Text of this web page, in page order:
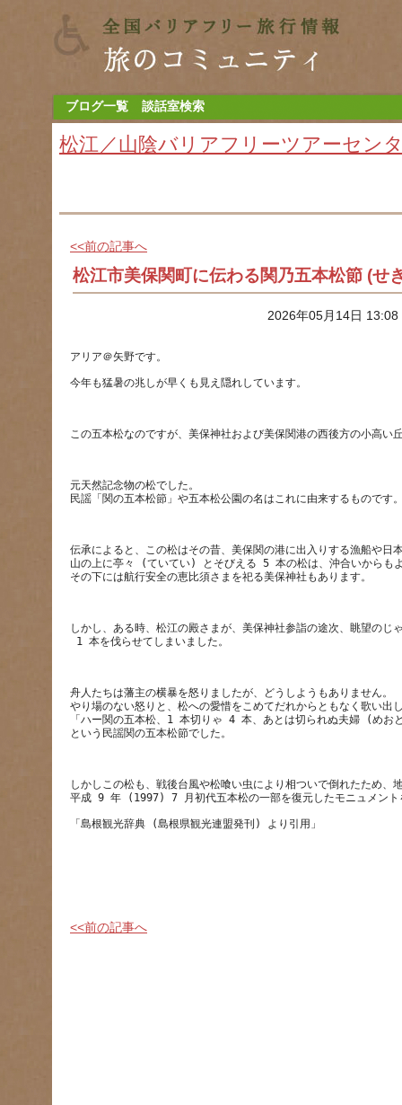
ブログ一覧 談話室検索
松江／山陰バリアフリーツアーセン
<<前の記事へ
松江市美保関町に伝わる関乃五本松節 (せ
2026年05月14日
元天然記念物の松でした。
伝承によると、この松はその昔、美保関の港に出入りする漁船や日
山の上に亭々 (ていてい) とそびえる 5 本の松は、沖合いからも
しかし、ある時、松江の殿さまが、美保神社参詣の途次、眺望のじ
舟人たちは藩主の横暴を怒りましたが、どうしようもありません。
やり場のない怒りと、松への愛惜をこめてだれからともなく歌い出
「ハー関の五本松、1 本切りゃ 4 本、あとは切られぬ夫婦 (めお
しかしこの松も、戦後台風や松喰い虫により相ついで倒れたため
<<前の記事へ